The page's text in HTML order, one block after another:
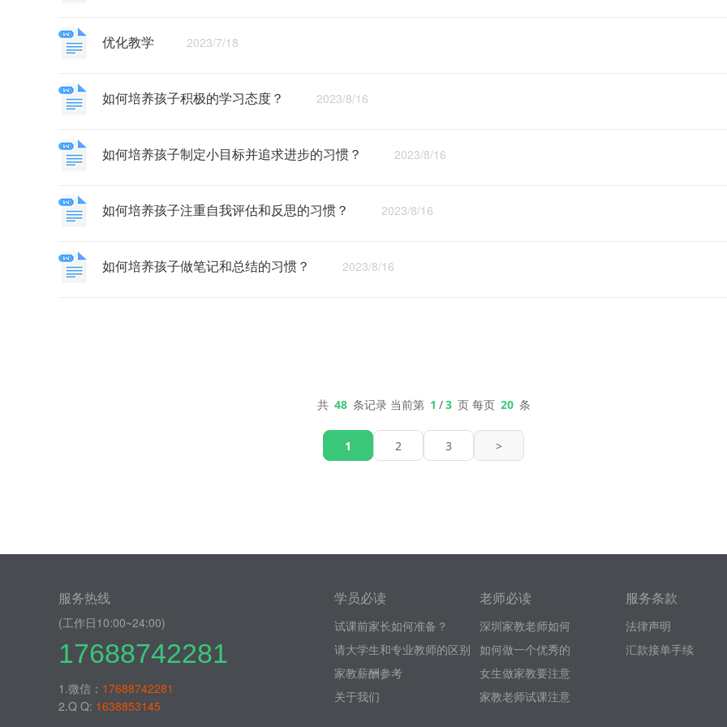
优化教学 2023/7/18
如何培养孩子积极的学习态度？ 2023/8/16
如何培养孩子制定小目标并追求进步的习惯？ 2023/8/16
如何培养孩子注重自我评估和反思的习惯？ 2023/8/16
如何培养孩子做笔记和总结的习惯？ 2023/8/16
共 48 条记录 当前第 1 /3 页 每页 20 条
1 2 3 >
服务热线
(工作日10:00~24:00)
17688742281
1.微信： 17688742281
2.Q Q: 1638853145
学员必读
试课前家长如何准备？
请大学生和专业教师的区别
家教薪酬参考
关于我们
老师必读
深圳家教老师如何
如何做一个优秀的
女生做家教要注意
家教老师试课注意
服务条款
法律声明
汇款接单手续